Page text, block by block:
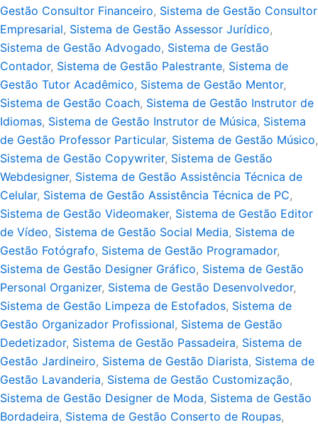
Gestão Consultor Financeiro, Sistema de Gestão Consultor
Empresarial, Sistema de Gestão Assessor Jurídico,
Sistema de Gestão Advogado, Sistema de Gestão
Contador, Sistema de Gestão Palestrante, Sistema de
Gestão Tutor Acadêmico, Sistema de Gestão Mentor,
Sistema de Gestão Coach, Sistema de Gestão Instrutor de
Idiomas, Sistema de Gestão Instrutor de Música, Sistema
de Gestão Professor Particular, Sistema de Gestão Músico,
Sistema de Gestão Copywriter, Sistema de Gestão
Webdesigner, Sistema de Gestão Assistência Técnica de
Celular, Sistema de Gestão Assistência Técnica de PC,
Sistema de Gestão Videomaker, Sistema de Gestão Editor
de Vídeo, Sistema de Gestão Social Media, Sistema de
Gestão Fotógrafo, Sistema de Gestão Programador,
Sistema de Gestão Designer Gráfico, Sistema de Gestão
Personal Organizer, Sistema de Gestão Desenvolvedor,
Sistema de Gestão Limpeza de Estofados, Sistema de
Gestão Organizador Profissional, Sistema de Gestão
Dedetizador, Sistema de Gestão Passadeira, Sistema de
Gestão Jardineiro, Sistema de Gestão Diarista, Sistema de
Gestão Lavanderia, Sistema de Gestão Customização,
Sistema de Gestão Designer de Moda, Sistema de Gestão
Bordadeira, Sistema de Gestão Conserto de Roupas,